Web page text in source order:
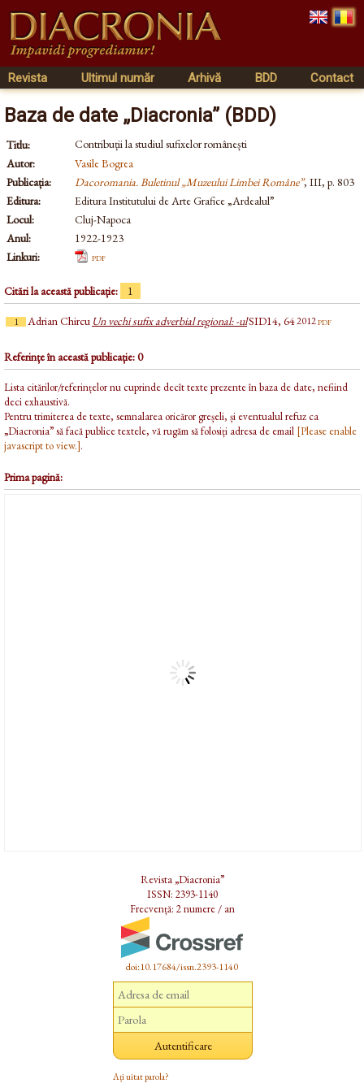
Revista Ultimul număr Arhivă BDD Contact
Baza de date „Diacronia” (BDD)
Titlu:
Contribuții la studiul sufixelor românești
Autor:
Vasile Bogrea
Publicația:
Dacoromania. Buletinul „Muzeului Limbei Române”, III, p. 803
Editura:
Editura Institutului de Arte Grafice „Ardealul”
Locul:
Cluj-Napoca
Anul:
1922-1923
Linkuri:
pdf
Citări la această publicație: 1
1 Adrian Chircu Un vechi sufix adverbial regional: -ulSID14, 642012pdf
Referințe în această publicație: 0
Lista citărilor/referințelor nu cuprinde decît texte prezente în baza de date, nefiind
deci exhaustivă.
Pentru trimiterea de texte, semnalarea oricăror greșeli, și eventualul refuz ca
„Diacronia” să facă publice textele, vă rugăm să folosiți adresa de email [Please enable
javascript to view.].
Prima pagină:
Revista „Diacronia”
ISSN: 2393-1140
Frecvență: 2 numere / an
doi:10.17684/issn.2393-1140
Ați uitat parola?